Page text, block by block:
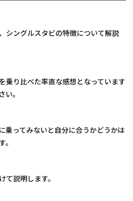
シングルスタビの特徴について解説
乗り比べた率直な感想となっています
。
乗ってみないと自分に合うかどうかは
て説明します。